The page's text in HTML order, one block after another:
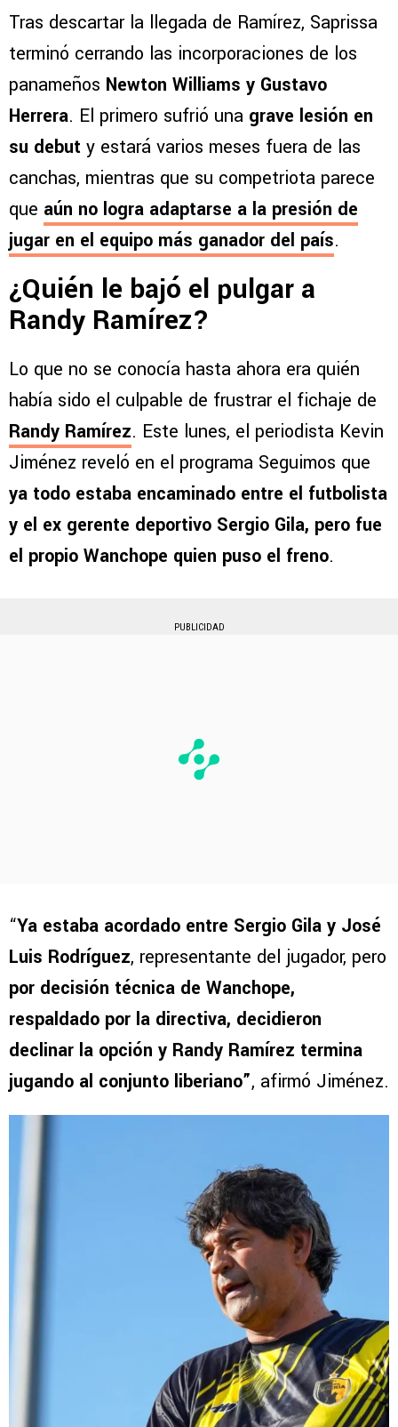
Tras descartar la llegada de Ramírez, Saprissa
terminó cerrando las incorporaciones de los
panameños Newton Williams y Gustavo
Herrera. El primero sufrió una grave lesión en
su debut y estará varios meses fuera de las
canchas, mientras que su competriota parece
que aún no logra adaptarse a la presión de
jugar en el equipo más ganador del país.
¿Quién le bajó el pulgar a
Randy Ramírez?
Lo que no se conocía hasta ahora era quién
había sido el culpable de frustrar el fichaje de
Randy Ramírez. Este lunes, el periodista Kevin
Jiménez reveló en el programa Seguimos que
ya todo estaba encaminado entre el futbolista
y el ex gerente deportivo Sergio Gila, pero fue
el propio Wanchope quien puso el freno.
PUBLICIDAD
“Ya estaba acordado entre Sergio Gila y José
Luis Rodríguez, representante del jugador, pero
por decisión técnica de Wanchope,
respaldado por la directiva, decidieron
declinar la opción y Randy Ramírez termina
jugando al conjunto liberiano”, afirmó Jiménez.